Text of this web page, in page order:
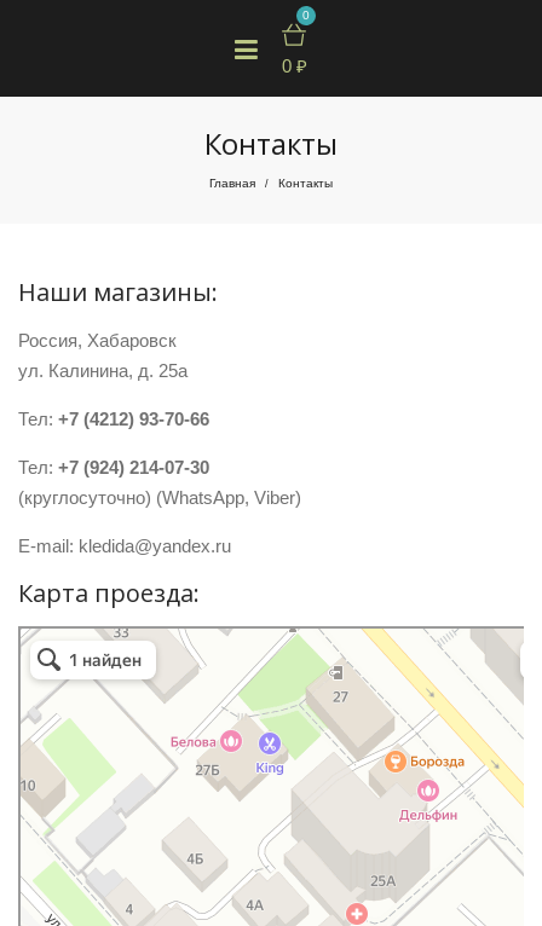
0
0 ₽
Контакты
Главная / Контакты
Наши магазины:
Россия, Хабаровск
ул. Калинина, д. 25а
Тел: +7 (4212) 93-70-66
Тел: +7 (924) 214-07-30
(круглосуточно) (WhatsApp, Viber)
E-mail: kledida@yandex.ru
Карта проезда:
Хабаровск
Улица Калинина, 25А на карте Хабаровска — Яндекс.Карты